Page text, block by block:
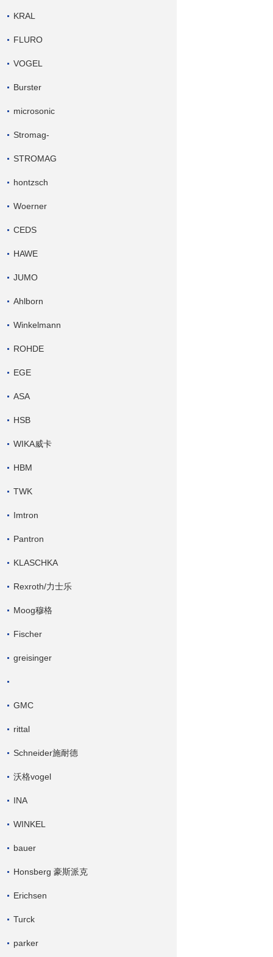
KRAL
FLURO
VOGEL
Burster
microsonic
Stromag-
STROMAG
hontzsch
Woerner
CEDS
HAWE
JUMO
Ahlborn
Winkelmann
ROHDE
EGE
ASA
HSB
WIKA威卡
HBM
TWK
Imtron
Pantron
KLASCHKA
Rexroth/力士乐
Moog穆格
Fischer
greisinger
GMC
rittal
Schneider施耐德
沃格vogel
INA
WINKEL
bauer
Honsberg 豪斯派克
Erichsen
Turck
parker